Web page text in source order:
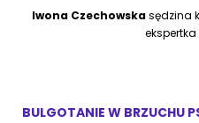
Iwona Czechowskasędzina
BULGOTANIE W BRZUCHU